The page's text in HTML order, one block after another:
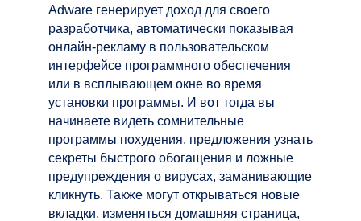
Adware генерирует доход для своего
разработчика, автоматически показывая
онлайн-рекламу в пользовательском
интерфейсе программного обеспечения
или в всплывающем окне во время
установки программы. И вот тогда вы
начинаете видеть сомнительные
программы похудения, предложения узнать
секреты быстрого обогащения и ложные
предупреждения о вирусах, заманивающие
кликнуть. Также могут открываться новые
вкладки, изменяться домашняя страница,